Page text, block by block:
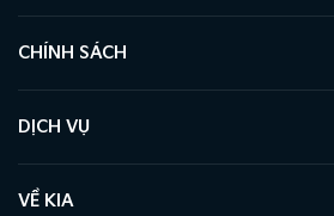
CHÍNH SÁCH
DỊCH VỤ
VỀ KIA